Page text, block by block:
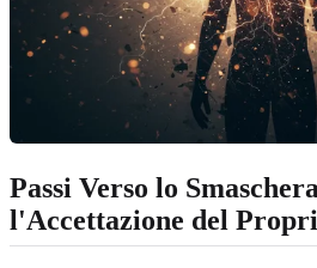
Passi Verso lo
l'Accettazione del